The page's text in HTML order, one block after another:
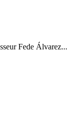
Fede Álvarez...